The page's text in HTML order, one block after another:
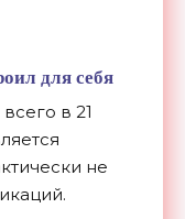
для себя
в 21
не